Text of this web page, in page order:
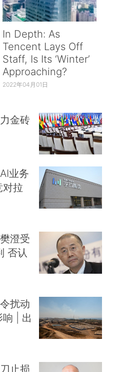
In Depth: As
Tencent Lays Off
Staff, Is Its ‘Winter’
Approaching?
2022年04月01日
金砖
业务
对拉
澄受
否认
扰动
| 出
止损